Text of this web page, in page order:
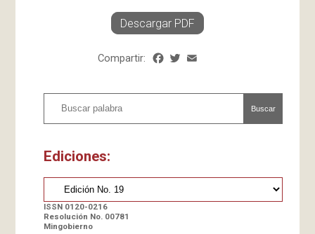
Descargar PDF
Compartir: Facebook
Twitter
Buscar
Ediciones:
ISSN 0120-0216
Resolución No. 00781
Mingobierno